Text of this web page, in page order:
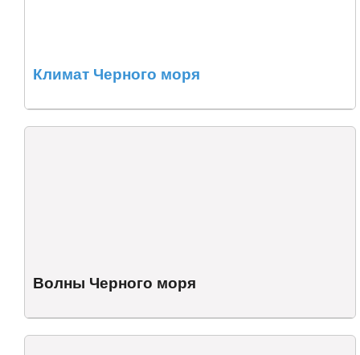
Климат Черного моря
Волны Черного моря